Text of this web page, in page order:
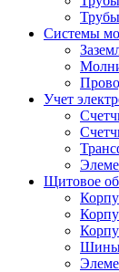
Системы
Учет
Щитовое
Шины